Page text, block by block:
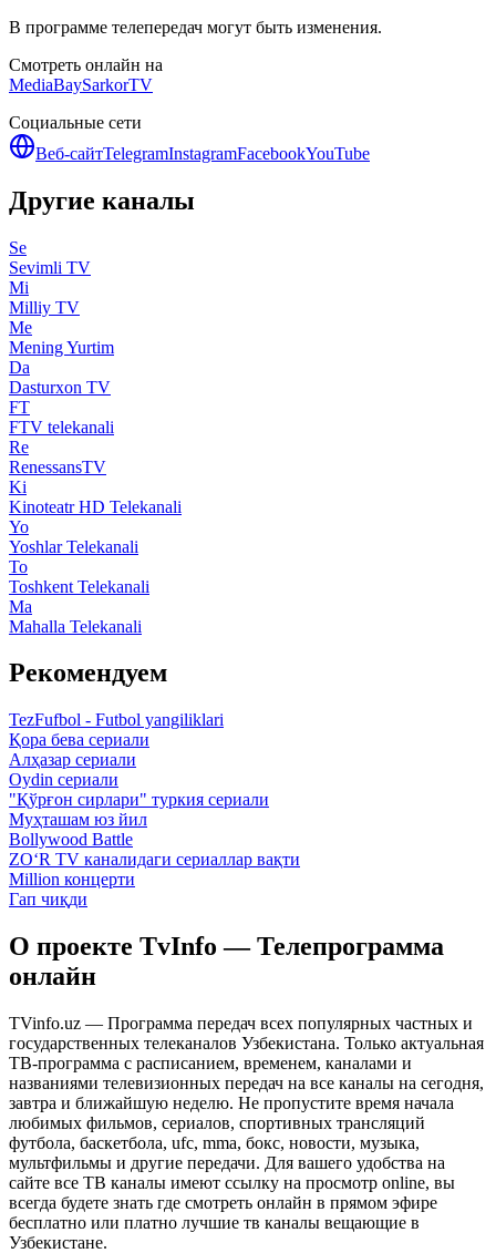
В программе телепередач могут быть изменения.
Смотреть онлайн на
MediaBaySarkorTV
Социальные сети
Веб-сайтTelegramInstagramFacebookYouTube
Другие каналы
Se
Sevimli TV
Mi
Milliy TV
Me
Mening Yurtim
Da
Dasturxon TV
FT
FTV telekanali
Re
RenessansTV
Ki
Kinoteatr HD Telekanali
Yo
Yoshlar Telekanali
To
Toshkent Telekanali
Ma
Mahalla Telekanali
Рекомендуем
TezFufbol - Futbol yangiliklari
Қора бева сериали
Алҳазар сериали
Oydin сериали
"Қўрғон сирлари" туркия сериали
Муҳташам юз йил
Bollywood Battle
ZO‘R TV каналидаги сериаллар вақти
Million концерти
Гап чиқди
О проекте TvInfo — Телепрограмма
онлайн
TVinfo.uz — Программа передач всех популярных частных и
государственных телеканалов Узбекистана. Только актуальная
ТВ-программа с расписанием, временем, каналами и
названиями телевизионных передач на все каналы на сегодня,
завтра и ближайшую неделю. Не пропустите время начала
любимых фильмов, сериалов, спортивных трансляций
футбола, баскетбола, ufc, mma, бокс, новости, музыка,
мультфильмы и другие передачи. Для вашего удобства на
сайте все ТВ каналы имеют ссылку на просмотр online, вы
всегда будете знать где смотреть онлайн в прямом эфире
бесплатно или платно лучшие тв каналы вещающие в
Узбекистане.